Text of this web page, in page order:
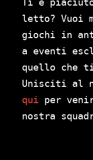
letto? Vuoi
giochi in
a eventi
quello che ti
Unisciti al
qui per
nostra